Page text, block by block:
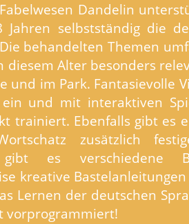
Dandelin
selbstständig die
behandelten Themen
diesem Alter besonders
und im Park. Fantasievolle
ein und mit interaktiven
trainiert. Ebenfalls gibt es
zusätzlich
gibt es verschiedene
kreative
Lernen der deutschen
vorprogrammiert!